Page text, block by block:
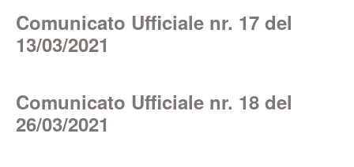
Comunicato Ufficiale nr. 17 del
13/03/2021
Comunicato Ufficiale nr. 18 del
26/03/2021